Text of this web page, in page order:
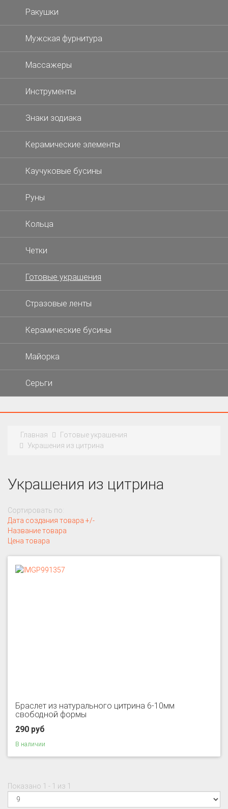
Ракушки
Мужская фурнитура
Массажеры
Инструменты
Знаки зодиака
Керамические элементы
Каучуковые бусины
Руны
Кольца
Четки
Готовые украшения
Стразовые ленты
Керамические бусины
Майорка
Серьги
Главная
Готовые украшения
Украшения из цитрина
Украшения из цитрина
Сортировать по:
Дата создания товара +/-
Название товара
Цена товара
Браслет из натурального цитрина 6-10мм
свободной формы
290 руб
В наличии
Показано 1 - 1 из 1